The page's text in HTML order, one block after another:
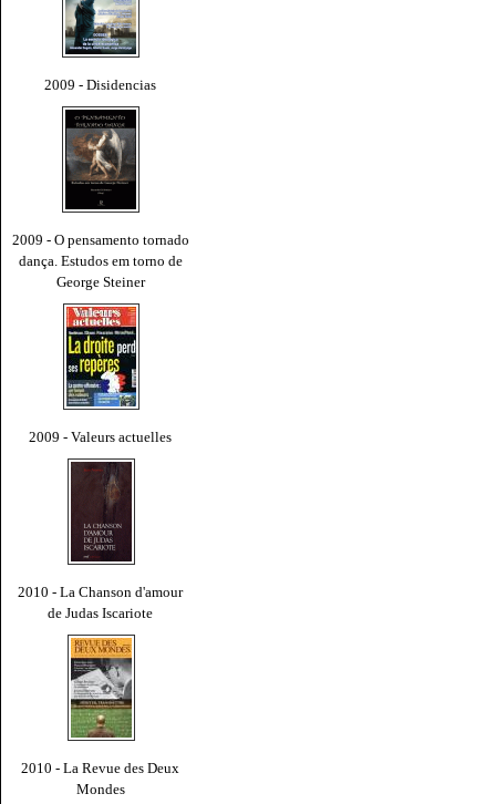
2009 - Disidencias
2009 - O pensamento tornado
dança. Estudos em torno de
George Steiner
2009 - Valeurs actuelles
2010 - La Chanson d'amour
de Judas Iscariote
2010 - La Revue des Deux
Mondes